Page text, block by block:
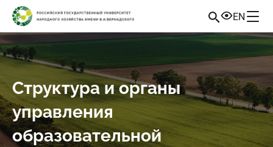
EN
Структура и органы
управления
образовательной